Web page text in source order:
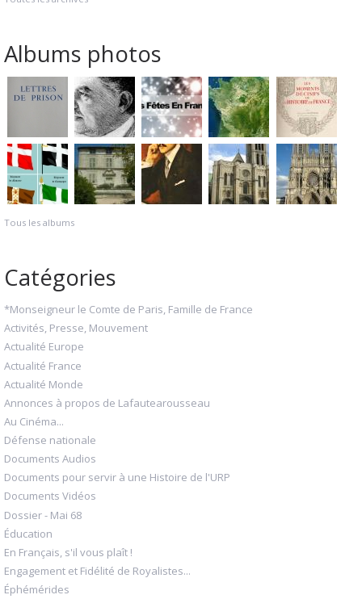
Albums photos
Tous les albums
Catégories
*Monseigneur le Comte de Paris, Famille de France
Activités, Presse, Mouvement
Actualité Europe
Actualité France
Actualité Monde
Annonces à propos de Lafautearousseau
Au Cinéma...
Défense nationale
Documents Audios
Documents pour servir à une Histoire de l'URP
Documents Vidéos
Dossier - Mai 68
Éducation
En Français, s'il vous plaît !
Engagement et Fidélité de Royalistes...
Éphémérides